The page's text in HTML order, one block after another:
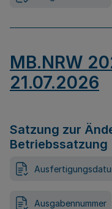
MB.NRW
21.07.2026
Satzung zur
Betriebssatzung
Ausgabennummer